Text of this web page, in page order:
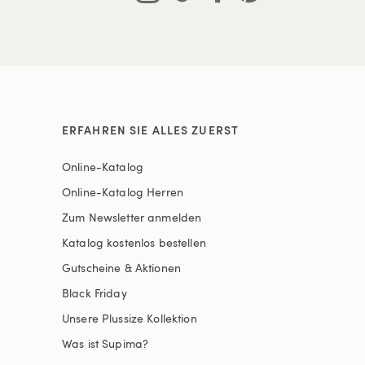
ERFAHREN SIE ALLES ZUERST
Online-Katalog
Online-Katalog Herren
Zum Newsletter anmelden
Katalog kostenlos bestellen
Gutscheine & Aktionen
Black Friday
Unsere Plussize Kollektion
Was ist Supima?